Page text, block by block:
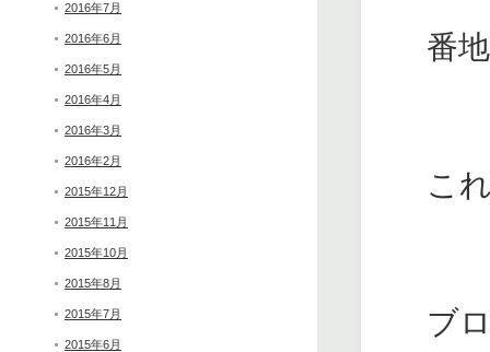
2016年7月
2016年6月
2016年5月
2016年4月
2016年3月
2016年2月
2015年12月
2015年11月
2015年10月
2015年8月
2015年7月
2015年6月
番
こ
ブ